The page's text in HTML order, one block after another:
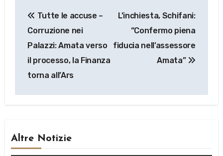
articoli
Tutte le accuse –
Corruzione nei
Palazzi: Amata verso
il processo, la Finanza
torna all’Ars
L’inchiesta, Schifani:
“Confermo piena
fiducia nell’assessore
Amata”
Altre Notizie